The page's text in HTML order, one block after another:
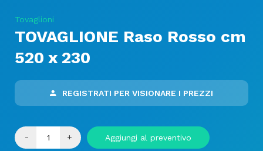
Tovaglioni
TOVAGLIONE Raso Rosso cm
520 x 230
REGISTRATI PER VISIONARE I PREZZI
- + Aggiungi al preventivo